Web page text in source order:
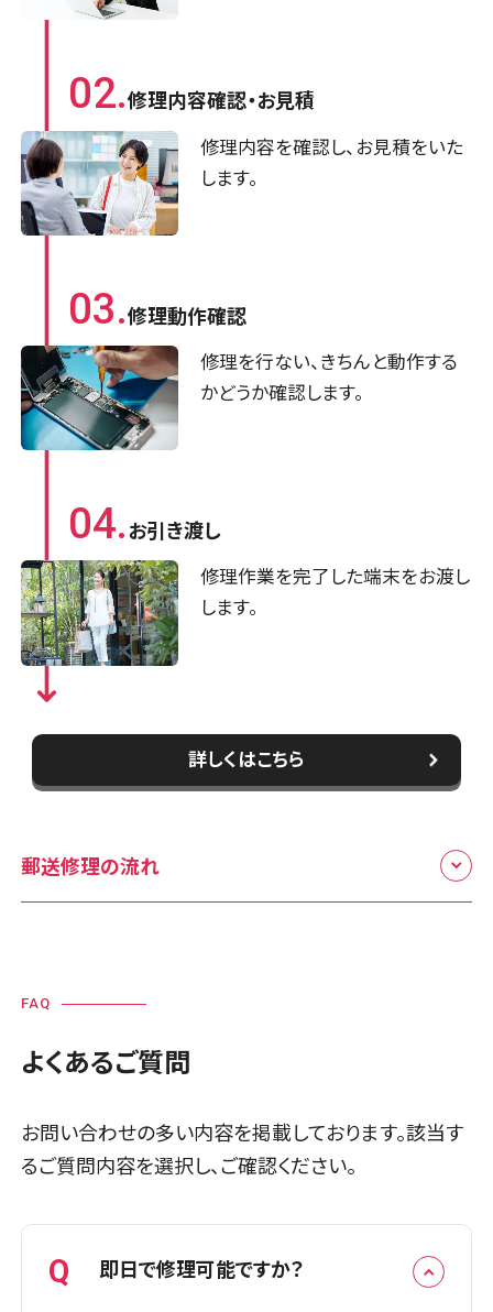
02.修理内容確認・お見積
修理内容を確認し、お見積をいた
します。
03.修理動作確認
修理を行ない、きちんと動作する
かどうか確認します。
04.お引き渡し
修理作業を完了した端末をお渡し
します。
詳しくはこちら
郵送修理の流れ
名前・返送先住所・連絡先・パスコ
ード・故障内容をご記入のメモと
FAQ
よくあるご質問
お問い合わせの多い内容を掲載しております。該当す
るご質問内容を選択し、ご確認ください。
Q 即日で修理可能ですか？